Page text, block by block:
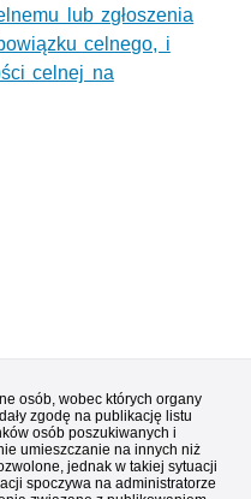
lub zgłoszenia
celnego, i
celnej na
osób, wobec których organy
zgodę na publikację listu
osób poszukiwanych i
umieszczanie na innych niż
jednak w takiej sytuacji
spoczywa na administratorze